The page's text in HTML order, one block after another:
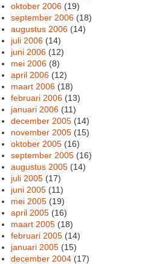
oktober 2006 (19)
september 2006 (18)
augustus 2006 (14)
juli 2006 (14)
juni 2006 (12)
mei 2006 (8)
april 2006 (12)
maart 2006 (18)
februari 2006 (13)
januari 2006 (11)
december 2005 (14)
november 2005 (15)
oktober 2005 (16)
september 2005 (16)
augustus 2005 (14)
juli 2005 (17)
juni 2005 (11)
mei 2005 (19)
april 2005 (16)
maart 2005 (18)
februari 2005 (14)
januari 2005 (15)
december 2004 (17)